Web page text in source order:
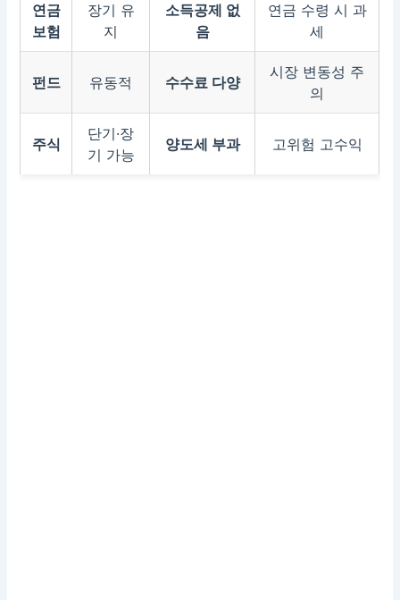
연금
보험
장기 유
지
소득공제 없
음
연금 수령 시 과
세
펀드 유동적 수수료 다양
시장 변동성 주
의
주식
단기·장
기 가능
양도세 부과 고위험 고수익